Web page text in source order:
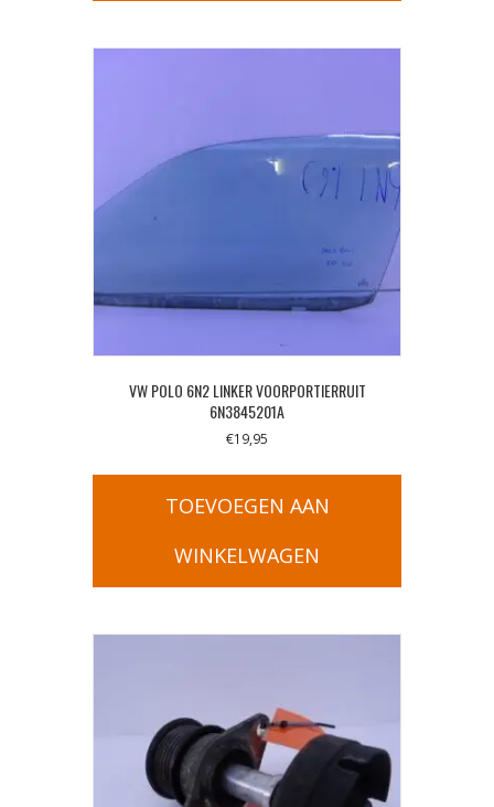
VW POLO 6N2 LINKER VOORPORTIERRUIT
6N3845201A
€19,95
TOEVOEGEN AAN
WINKELWAGEN